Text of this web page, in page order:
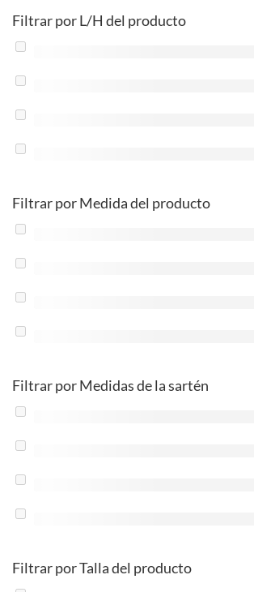
Filtrar por L/H del producto
Filtrar por Medida del producto
Filtrar por Medidas de la sartén
Filtrar por Talla del producto